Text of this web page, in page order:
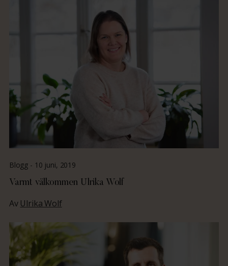
Blogg - 10 juni, 2019
Varmt välkommen Ulrika Wolf
Av Ulrika Wolf